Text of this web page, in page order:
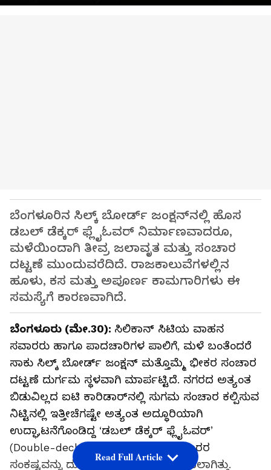
ಬೆಂಗಳೂರಿನ ಸಿಲ್ಕ್ ಬೋರ್ಡ್ ಜಂಕ್ಷನ್‌ನಲ್ಲಿ ಹೊಸ
ಡಬಲ್ ಡೆಕ್ಕರ್ ಫ್ಲೈಓವರ್ ನಿರ್ಮಾಣವಾದರೂ,
ಮಳೆಯಿಂದಾಗಿ ತೀವ್ರ ಜಲಾವೃತ ಮತ್ತು ಸಂಚಾರ
ದಟ್ಟಣೆ ಮುಂದುವರೆದಿದೆ. ರಾಜಕಾಲುವೆಗಳಲ್ಲಿನ
ಹೂಳು, ಕಸ ಮತ್ತು ಅಪೂರ್ಣ ಕಾಮಗಾರಿಗಳು ಈ
ಸಮಸ್ಯೆಗೆ ಕಾರಣವಾಗಿದೆ.
ಬೆಂಗಳೂರು (ಮೇ.30): ಸಿಲಿಕಾನ್ ಸಿಟಿಯ ವಾಹನ
ಸವಾರರು ಹಾಗೂ ಪಾದಚಾರಿಗಳ ಪಾಲಿಗೆ, ಮಳೆ ಬಂತೆಂದರೆ
ಸಾಕು ಸಿಲ್ಕ್ ಬೋರ್ಡ್ ಜಂಕ್ಷನ್ ಮತ್ತೊಮ್ಮೆ ಭೀಕರ ಸಂಚಾರ
ದಟ್ಟಣೆ ದುರ್ಗಮ ಸ್ಥಳವಾಗಿ ಮಾರ್ಪಟ್ಟಿದೆ. ನಗರದ ಅತ್ಯಂತ
ಬಿಡುವಿಲ್ಲದ ಐಟಿ ಕಾರಿಡಾರ್‌ನಲ್ಲಿ ಸುಗಮ ಸಂಚಾರ ಕಲ್ಪಿಸುವ
ನಿಟ್ಟಿನಲ್ಲಿ ಇತ್ತೀಚೆಗಷ್ಟೇ ಅತ್ಯಂತ ಅದ್ಧೂರಿಯಾಗಿ
ಉದ್ಘಾಟನೆಗೊಂಡಿದ್ದ ‘ಡಬಲ್ ಡೆಕ್ಕರ್ ಫ್ಲೈಓವರ್’
(Double-decker Flyover) ವಾಹನ ಸವಾರರ
ಸಂಕಷ್ಟವನ್ನು ದೂರ ಮಾಡುತ್ತದೆ ಎಂದು ನಂಬಲಾಗಿತ್ತು.
Read Full Article